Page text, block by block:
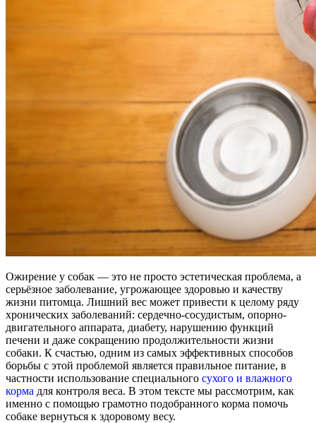
Ожирение у собак — это не просто эстетическая проблема, а
серьёзное заболевание, угрожающее здоровью и качеству
жизни питомца. Лишний вес может привести к целому ряду
хронических заболеваний: сердечно-сосудистым, опорно-
двигательного аппарата, диабету, нарушению функций
печени и даже сокращению продолжительности жизни
собаки. К счастью, одним из самых эффективных способов
борьбы с этой проблемой является правильное питание, в
частности использование специального сухого и влажного
корма для контроля веса. В этом тексте мы рассмотрим, как
именно с помощью грамотно подобранного корма помочь
собаке вернуться к здоровому весу.